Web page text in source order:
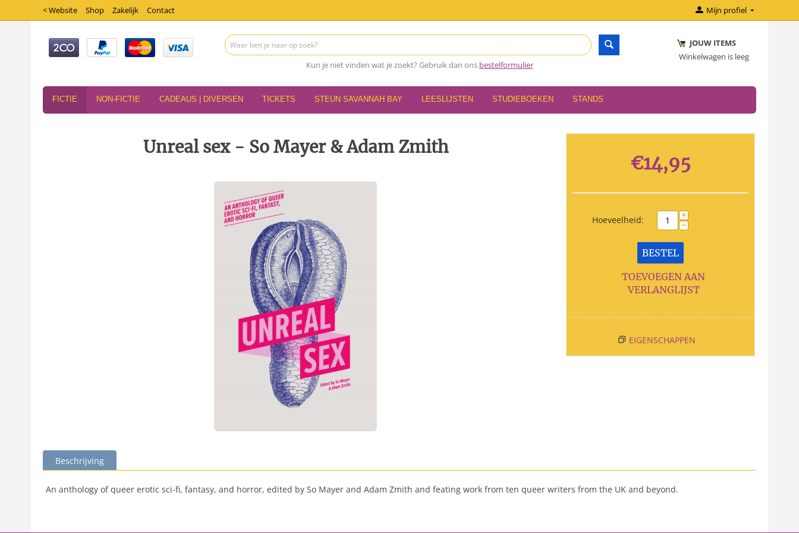
< Website Shop Zakelijk Contact Mijn profiel
Kun je niet vinden wat je zoekt? Gebruik dan ons bestelformulier
JOUW ITEMS
Winkelwagen is leeg
FICTIE NON-FICTIE CADEAUS | DIVERSEN TICKETS STEUN SAVANNAH BAY LEESLIJSTEN STUDIEBOEKEN STANDS
Unreal sex - So Mayer & Adam Zmith
€14,95
Hoeveelheid: +
−
BESTEL
TOEVOEGEN AAN
VERLANGLIJST
EIGENSCHAPPEN
Beschrijving
An anthology of queer erotic sci-fi, fantasy, and horror, edited by So Mayer and Adam Zmith and feating work from ten queer writers from the UK and beyond.